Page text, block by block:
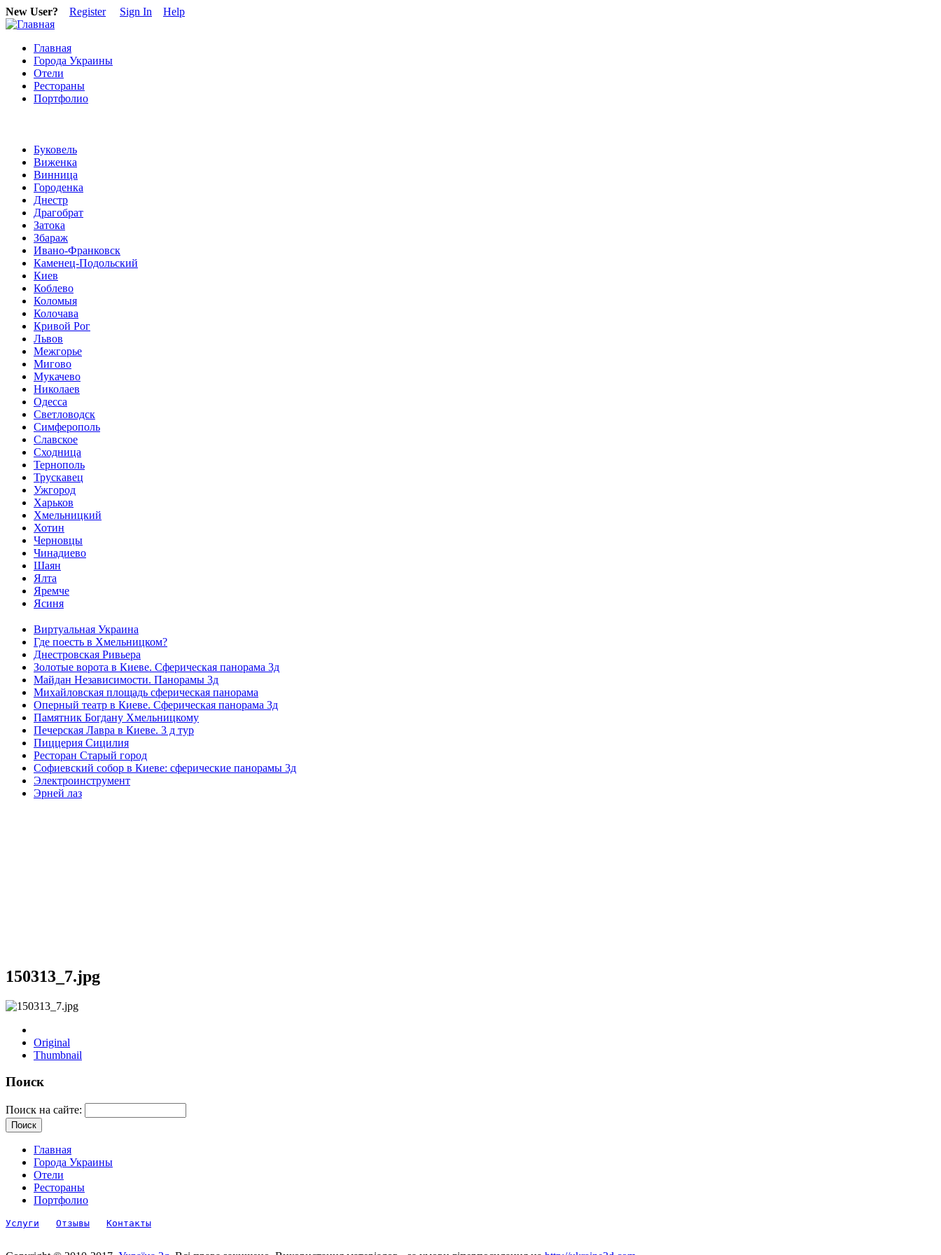
New User? Register Sign In Help
Главная
Города Украины
Отели
Рестораны
Портфолио
Буковель
Виженка
Винница
Городенка
Днестр
Драгобрат
Затока
Збараж
Ивано-Франковск
Каменец-Подольский
Киев
Коблево
Коломыя
Колочава
Кривой Рог
Львов
Межгорье
Мигово
Мукачево
Николаев
Одесса
Светловодск
Симферополь
Славское
Сходница
Тернополь
Трускавец
Ужгород
Харьков
Хмельницкий
Хотин
Черновцы
Чинадиево
Шаян
Ялта
Яремче
Ясиня
Виртуальная Украина
Где поесть в Хмельницком?
Днестровская Ривьера
Золотые ворота в Киеве. Сферическая панорама 3д
Майдан Независимости. Панорамы 3д
Михайловская площадь сферическая панорама
Оперный театр в Киеве. Сферическая панорама 3д
Памятник Богдану Хмельницкому
Печерская Лавра в Киеве. 3 д тур
Пиццерия Сицилия
Ресторан Старый город
Софиевский собор в Киеве: сферические панорамы 3д
Электроинструмент
Эрней лаз
150313_7.jpg
Original
Thumbnail
Поиск
Поиск на сайте:
Главная
Города Украины
Отели
Рестораны
Портфолио
Услуги Отзывы Контакты